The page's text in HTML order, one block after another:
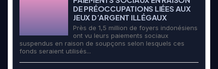
DE PRÉOCCUPATIONS LIÉES AUX
JEUX D’ARGENT ILLÉGAUX
Près de 1,5 million de foyers indonésiens
ont vu leurs paiements sociaux
suspendus en raison de soupçons selon lesquels ces
fonds seraient utilisés...